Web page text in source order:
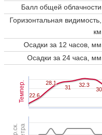
Балл общей облачности
Горизонтальная видимость,
км
Осадки за 12 часов, мм
Осадки за 24 часа, мм
Темпер.
Ср.ск.ветра
22.6
22.6
28.1
28.1
31
31 32.3
32.3